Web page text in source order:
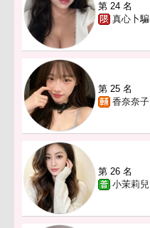
第 24 名
真心卜騙
第 25 名
香奈奈子
第 26 名
小茉莉兒